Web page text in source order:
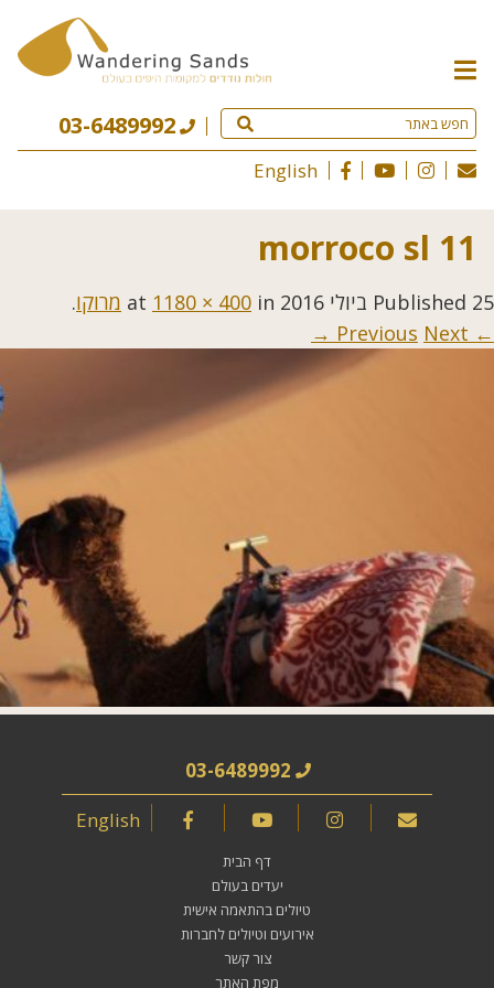
תפריט
האתר
03-6489992
English
morroco sl 11
Published 25 ביולי 2016 1180 × 400 in מרוקו.
← Previous
Next →
03-6489992
English
דף הבית
יעדים בעולם
טיולים בהתאמה אישית
אירועים וטיולים לחברות
צור קשר
מפת האתר